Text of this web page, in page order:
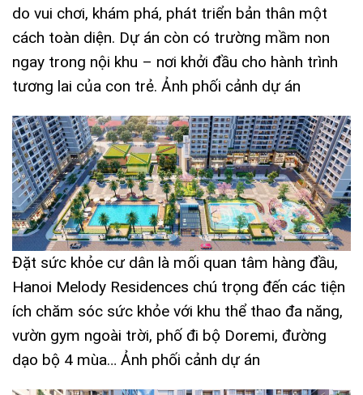
do vui chơi, khám phá, phát triển bản thân một
cách toàn diện. Dự án còn có trường mầm non
ngay trong nội khu – nơi khởi đầu cho hành trình
tương lai của con trẻ. Ảnh phối cảnh dự án
Đặt sức khỏe cư dân là mối quan tâm hàng đầu,
Hanoi Melody Residences chú trọng đến các tiện
ích chăm sóc sức khỏe với khu thể thao đa năng,
vườn gym ngoài trời, phố đi bộ Doremi, đường
dạo bộ 4 mùa… Ảnh phối cảnh dự án